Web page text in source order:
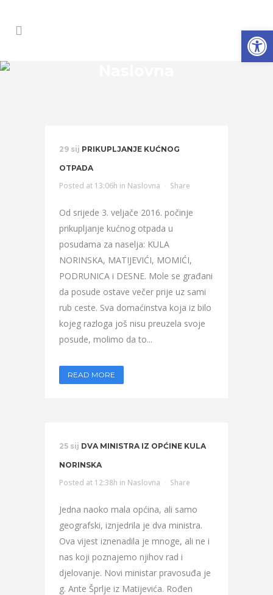
29 sij PRIKUPLJANJE KUĆNOG
OTPADA
Posted at 13:06h in Naslovna Share
Od srijede 3. veljače 2016. počinje
prikupljanje kućnog otpada u
posudama za naselja: KULA
NORINSKA, MATIJEVIĆI, MOMIĆI,
PODRUNICA i DESNE. Mole se građani
da posude ostave večer prije uz sami
rub ceste. Sva domaćinstva koja iz bilo
kojeg razloga još nisu preuzela svoje
posude, molimo da to...
READ MORE
25 sij DVA MINISTRA IZ OPĆINE KULA
NORINSKA
Posted at 12:38h in Naslovna Share
Jedna naoko mala općina, ali samo
geografski, iznjedrila je dva ministra.
Ova vijest iznenadila je mnoge, ali ne i
nas koji poznajemo njihov rad i
djelovanje. Novi ministar pravosuđa je
g. Ante Šprlje iz Matijevića. Rođen